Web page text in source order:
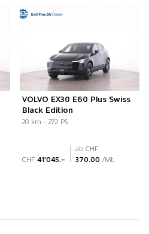
VOLVO EX30 E60 Plus Swiss
Black Edition
20 km - 272 PS
CHF 41'045.–
ab CHF
370.00 /Mt.